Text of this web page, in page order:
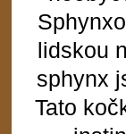
lidskou
sphynx
Tato